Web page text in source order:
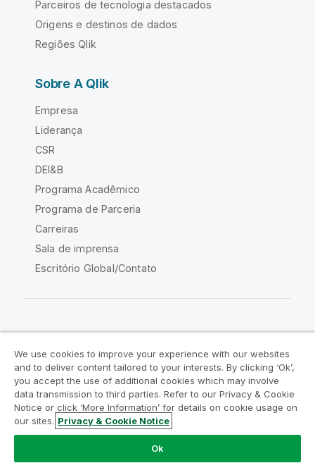
Parceiros de tecnologia destacados
Origens e destinos de dados
Regiões Qlik
Sobre A Qlik
Empresa
Liderança
CSR
DEI&B
Programa Acadêmico
Programa de Parceria
Carreiras
Sala de imprensa
Escritório Global/Contato
Acordos legais
Termos do produto
Legal Policies
Políticas Legais
Termos de uso
Marcas comerciais
Do Not Share My Info
Copyright © 1993-2026 QlikTech International AB. Todos os
We use cookies to improve your experience with our websites
and to deliver content tailored to your interests. By clicking ‘Ok’,
you accept the use of additional cookies which may involve
data transmission to third parties. Refer to our Privacy & Cookie
Notice or click ‘More Information’ for details on cookie usage on
our sites. Privacy & Cookie Notice
Ok